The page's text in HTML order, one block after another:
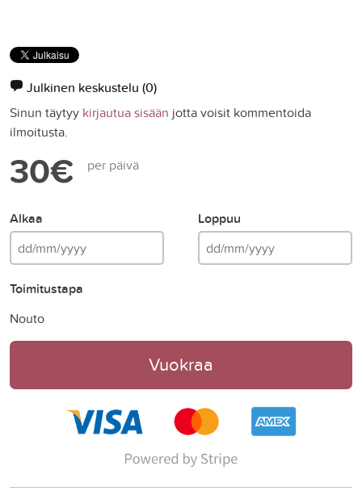
Julkinen keskustelu (0)
Sinun täytyy kirjautua sisään jotta voisit kommentoida
ilmoitusta.
30€ per päivä
Alkaa Loppuu
Toimitustapa
Nouto
Vuokraa